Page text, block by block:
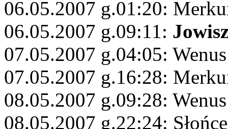
06.05.2007 g.01:20:
06.05.2007 g.09:11:
07.05.2007 g.04:05:
07.05.2007 g.16:28:
08.05.2007 g.09:28:
08.05.2007 g.22:24: